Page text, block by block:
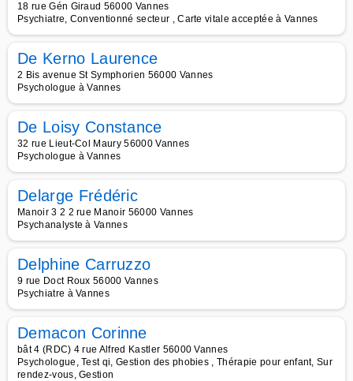
18 rue Gén Giraud 56000 Vannes
Psychiatre, Conventionné secteur , Carte vitale acceptée à Vannes
De Kerno Laurence
2 Bis avenue St Symphorien 56000 Vannes
Psychologue à Vannes
De Loisy Constance
32 rue Lieut-Col Maury 56000 Vannes
Psychologue à Vannes
Delarge Frédéric
Manoir 3 2 2 rue Manoir 56000 Vannes
Psychanalyste à Vannes
Delphine Carruzzo
9 rue Doct Roux 56000 Vannes
Psychiatre à Vannes
Demacon Corinne
bât 4 (RDC) 4 rue Alfred Kastler 56000 Vannes
Psychologue, Test qi, Gestion des phobies , Thérapie pour enfant, Sur
rendez-vous, Gestion